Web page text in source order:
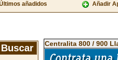
añadidos Añadir
Centralita 800 / 900